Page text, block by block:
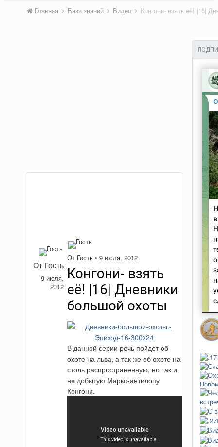
Главная База знаний Видео Конгони- взять её! |16|
От Гость
9 июля,
2012
От Гость • 9 июля, 2012
Конгони- взять
её! |16| Дневники
большой охоты
В данной серии речь пойдет об
охоте на льва, а так же об охоте на
столь распространенную, но так и
не добытую Марко-антилопу
Конгони.